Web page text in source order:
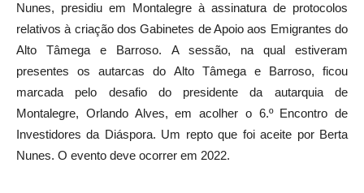
Nunes, presidiu em Montalegre à assinatura de protocolos
relativos à criação dos Gabinetes de Apoio aos Emigrantes do
Alto Tâmega e Barroso. A sessão, na qual estiveram
presentes os autarcas do Alto Tâmega e Barroso, ficou
marcada pelo desafio do presidente da autarquia de
Montalegre, Orlando Alves, em acolher o 6.º Encontro de
Investidores da Diáspora. Um repto que foi aceite por Berta
Nunes. O evento deve ocorrer em 2022.